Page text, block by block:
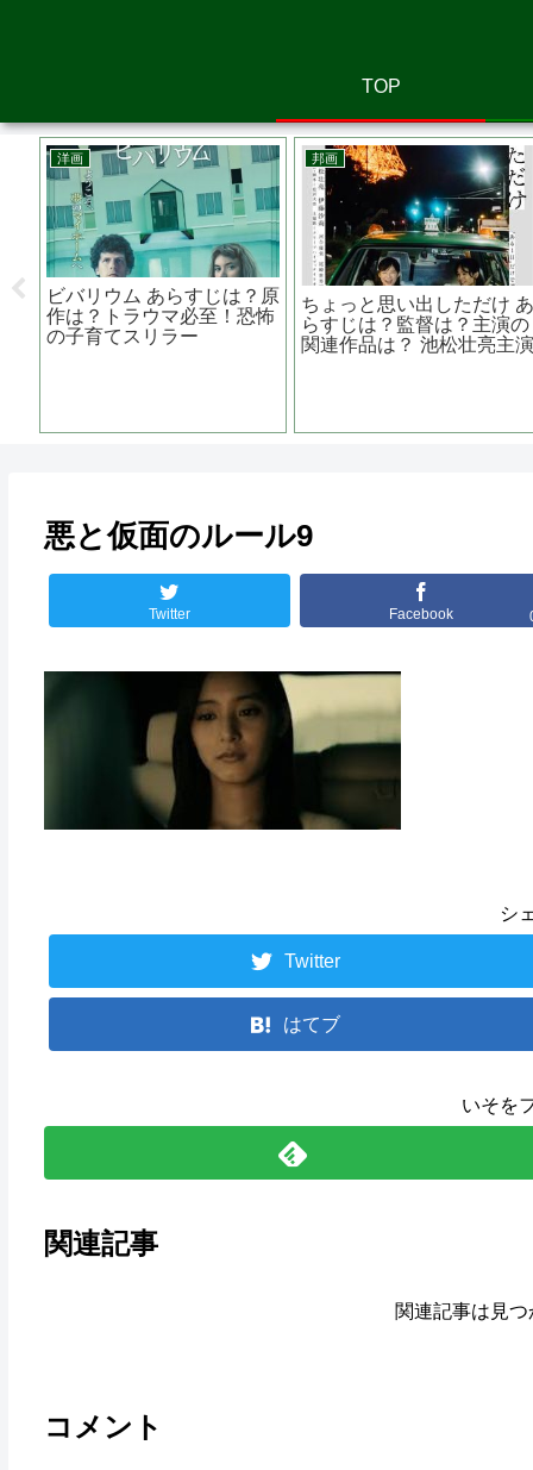
TOP
キャンディマン あらすじ
は？監督は？同名作品は？
ジョーダン・ピール製作脚
アニメ映画
ボス・ベイビー 赤ちゃん
なのにおっさん？！内容
は、夢のあるお話なのです
悪と仮面のルール9
Twitter Facebook
シ
Twitter
はてブ
いそを
関連記事
関連記事は見
コメント